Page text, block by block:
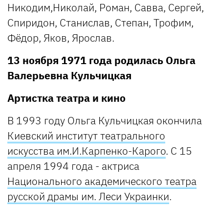
Никодим,Николай, Роман, Савва, Сергей,
Спиридон, Станислав, Степан, Трофим,
Фёдор, Яков, Ярослав.
13 ноября 1971 года родилась Ольга
Валерьевна Кульчицкая
Артистка театра и кино
В 1993 году Ольга Кульчицкая окончила
Киевский институт театрального
искусства им.И.Карпенко-Карого. С 15
апреля 1994 года - актриса
Национального академического театра
русской драмы им. Леси Украинки.